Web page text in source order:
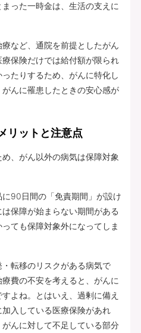
った一時金は、生活の支えに
など、通院を前提としたがん
保険だけでは給付額が限られ
たりするため、がんに特化し
んに罹患したときの安心感が
リットと注意点
、がん以外の病気は保障対象
90日間の「免責期間」が設け
保障が始まらない期間がある
ても保障対象外になってしま
転移のリスクがある病気で
費の不安を考えると、がんに
よね。とはいえ、過剰に備え
入している医療保険があれ
んに対して不足している部分